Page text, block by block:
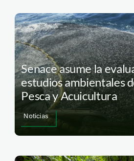
Senace asume la
estudios ambientales
Pesca y Acuicultura
Noticias